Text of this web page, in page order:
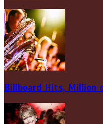
Billboard Hits, Million